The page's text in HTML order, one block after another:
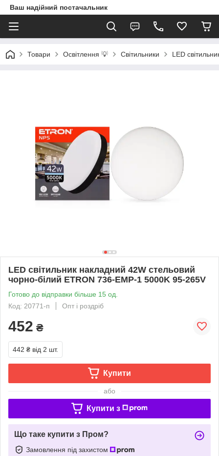
Ваш надійний постачальник
Товари Освітлення 💡 Світильники LED
LED світильник накладний 42W стельовий
чорно-білий ETRON 736-EMP-1 5000K 95-265V
Готово до відправки більше 15 од.
Код: 20771-п
Опт і роздріб
452 ₴
442 ₴ від 2 шт.
Купити
або
Купити з
Що таке купити з Пром?
Замовлення під захистом